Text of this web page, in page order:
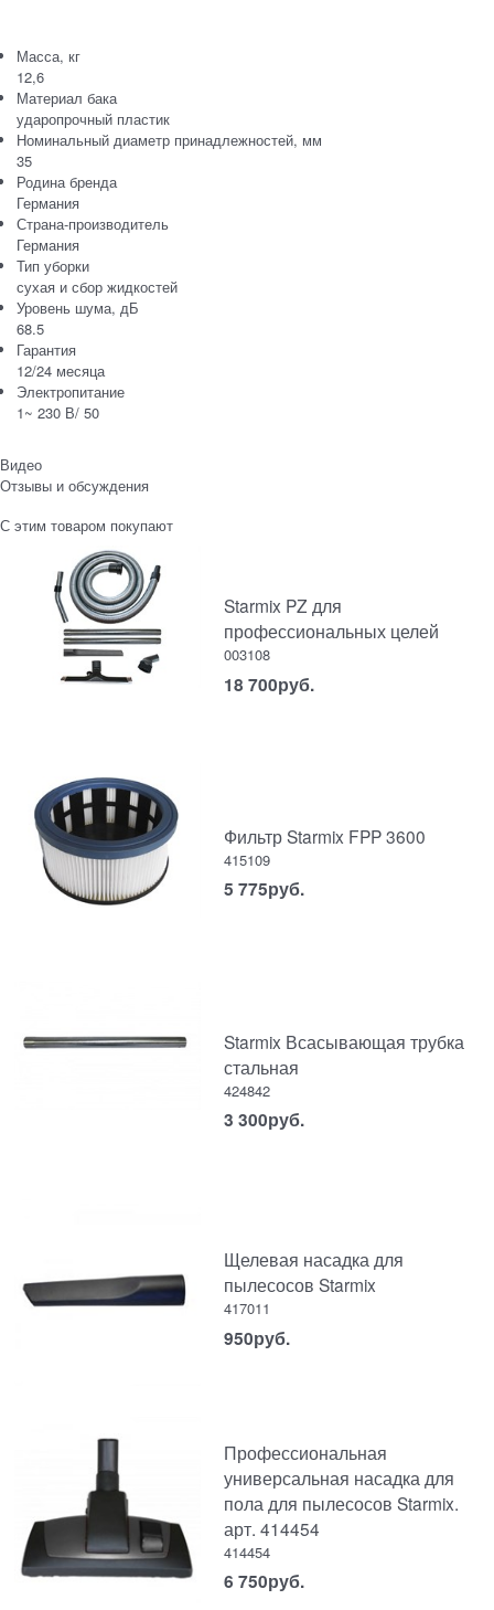
Масса, кг
12,6
Материал бака
ударопрочный пластик
Номинальный диаметр принадлежностей, мм
35
Родина бренда
Германия
Страна-производитель
Германия
Тип уборки
сухая и сбор жидкостей
Уровень шума, дБ
68.5
Гарантия
12/24 месяца
Электропитание
1~ 230 В/ 50
Видео
Отзывы и обсуждения
С этим товаром покупают
Starmix PZ для
профессиональных целей
003108
18 700руб.
Фильтр Starmix FPP 3600
415109
5 775руб.
Starmix Всасывающая трубка
стальная
424842
3 300руб.
Щелевая насадка для
пылесосов Starmix
417011
950руб.
Профессиональная
универсальная насадка для
пола для пылесосов Starmix.
арт. 414454
414454
6 750руб.